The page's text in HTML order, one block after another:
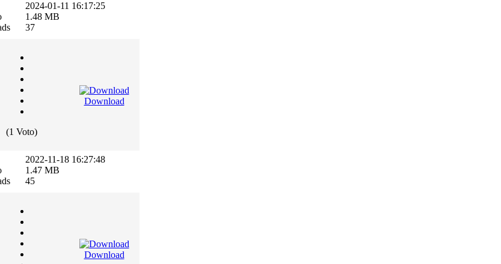
2024-01-11 16:17:25
1.48 MB
37
(1 Voto)
Download
2022-11-18 16:27:48
1.47 MB
45
Download